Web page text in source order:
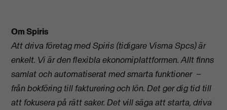
Om Spiris
Att driva företag med Spiris (tidigare Visma Spcs) är
enkelt. Vi är den flexibla ekonomiplattformen. Allt finns
samlat och automatiserat med smarta funktioner –
från bokföring till fakturering och lön. Det ger dig tid till
att fokusera på rätt saker. Det vill säga att starta, driva